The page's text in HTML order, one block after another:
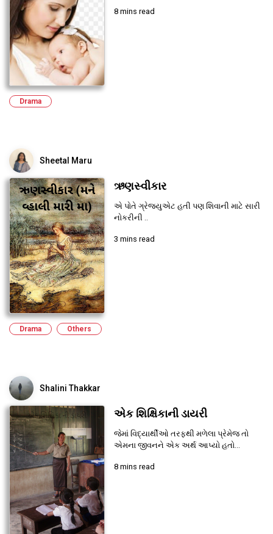
8 mins read
Drama
Sheetal Maru
ઋણસ્વીકાર
એ પોતે ગ્રેજ્યુએટ હતી પણ શિવાની માટે સારી
નોકરીની ..
3 mins read
Drama Others
Shalini Thakkar
એક શિક્ષિકાની ડાયરી
જેમાં વિદ્યાર્થીઓ તરફથી મળેલા પ્રેમેજ તો
એમના જીવનને એક અર્થ આપ્યો હતો...
8 mins read